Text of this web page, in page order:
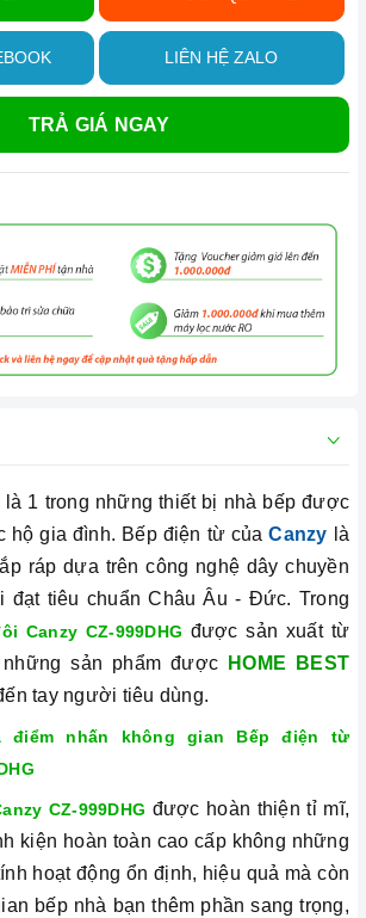
LIÊN HỆ ZALO
TRẢ GIÁ NGAY
là 1 trong những thiết bị nhà bếp được
hộ gia đình. Bếp điện từ của Canzy là
ráp dựa trên công nghệ dây chuyền
đạt tiêu chuẩn Châu Âu - Đức. Trong
Canzy CZ-999DHG được sản xuất từ
sản phẩm được HOME BEST
tay người tiêu dùng.
điểm nhấn không gian Bếp điện từ
CZ-999DHG được hoàn thiện tỉ mĩ,
kiện hoàn toàn cao cấp không những
hoạt động ổn định, hiệu quả mà còn
bếp nhà bạn thêm phần sang trọng,